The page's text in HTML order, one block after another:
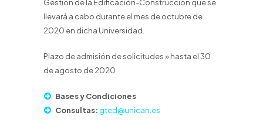
Gestión de la Edificación-Construcción que se
llevará a cabo durante el mes de octubre de
2020 en dicha Universidad.
Plazo de admisión de solicitudes » hasta el 30
de agosto de 2020
Bases y Condiciones
Consultas: gted@unican.es